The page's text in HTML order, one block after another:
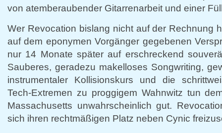
von atemberaubender Gitarrenarbeit und einer
Wer Revocation bislang nicht auf der Rechnung
auf dem eponymen Vorgänger gegebenen
nur 14 Monate später auf erschreckend
Sauberes, geradezu makelloses Songwriting,
instrumentaler Kollisionskurs und die
Tech-Extremen zu proggigem Wahnwitz tun
Massachusetts unwahrscheinlich gut.
sich ihren rechtmäßigen Platz neben Cynic